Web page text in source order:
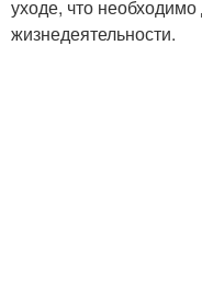
уходе, что
жизнедеятельности.